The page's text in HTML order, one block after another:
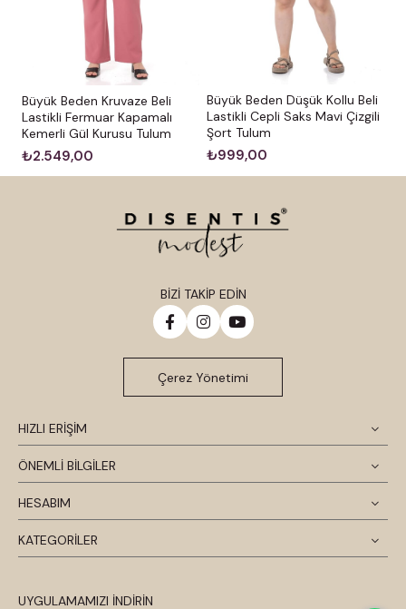
Büyük Beden Kruvaze Beli
Lastikli Fermuar Kapamalı
Kemerli Gül Kurusu Tulum
₺2.549,00
Büyük Beden Düşük Kollu Beli
Lastikli Cepli Saks Mavi Çizgili
Şort Tulum
₺999,00
HIZLI ERİŞİM
ÖNEMLİ BİLGİLER
HESABIM
KATEGORİLER
UYGULAMAMIZI İNDİRİN
BİZİ TAKİP EDİN
Çerez Yönetimi